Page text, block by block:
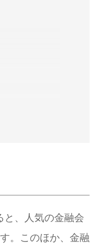
と、人気の金融会
。このほか、金融